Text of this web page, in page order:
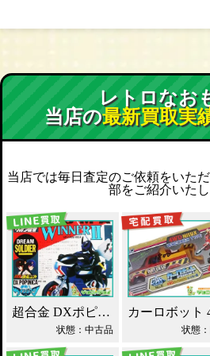
レトロなお
当店の最新買取実
当店では毎日査定のご依頼をいた
部をご紹介いたし
超合金 DXポピニカ ウィナア2世 夢戦士ウイングマン PC-46 買取！
状態：中古品 状態